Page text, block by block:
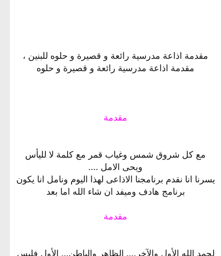
مقدمة اذاعة مدرسية رائعة و قصيرة و حلوه للبنين ،
مقدمة اذاعة مدرسية رائعة و قصيرة و حلوه
مقدمة
مع كل شروق شمس وغياب قمر مع كلمة لا لليأس
ويحى الامل ....
يسرنا انا نقدم برنامجنا الاذاعى لهذا اليوم ونامل انا يكون
برنامج هادف وميفد ان شاء الله اما بعد
مقدمة
لحمد الله الأول والآخر.... الظاهر والباطن... الأول فليس